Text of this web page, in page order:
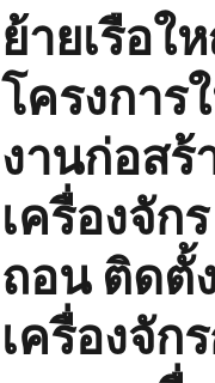
ย้ายเรือใ
โครงการ
งานก่อสร้
เครื่องจัก
ถอน ติดตั้
เครื่องจัก